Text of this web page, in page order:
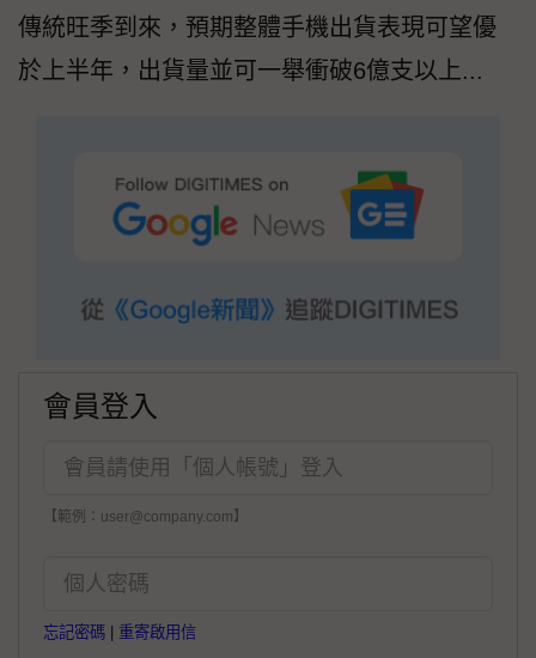
傳統旺季到來，預期整體手機出貨表現可望優
於上半年，出貨量並可一舉衝破6億支以上...
會員登入
【範例：user@company.com】
忘記密碼 重寄啟用信